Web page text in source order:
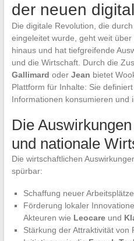
der neuen
Die digitale Revolution, die
eingeleitet wurde, geht weit
hinaus und hat tiefgreifende
und die Wirtschaft. Durch die
Gallimard oder Jean bietet
Plattform für Inhalte: Sie
Informationen konsumieren und
Die
und nationale
Die wirtschaftlichen
spürbar:
Schaffung neuer
Förderung lokaler
Akteuren wie Leocareund
Stärkung der Attraktivität von